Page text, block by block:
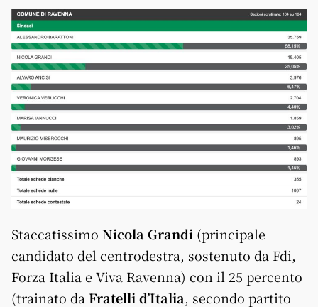
Staccatissimo Nicola Grandi (principale
candidato del centrodestra, sostenuto da Fdi,
Forza Italia e Viva Ravenna) con il 25 percento
(trainato da Fratelli d’Italia, secondo partito